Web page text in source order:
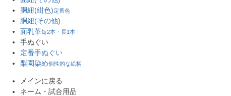
胴紐(紺色)定番色
胴紐(その他)
面乳革短2本・長1本
手ぬぐい
定番手ぬぐい
梨園染め個性的な絵柄
メインに戻る
ネーム・試合用品